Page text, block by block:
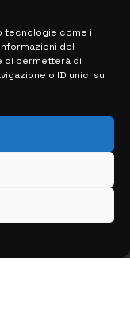
tecnologie come i
del
ci permetterà di
o ID unici su